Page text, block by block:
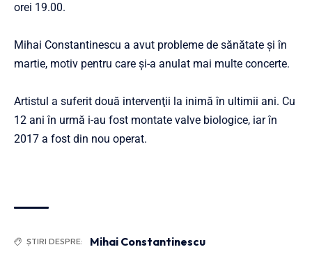
orei 19.00.
Mihai Constantinescu a avut probleme de sănătate şi în
martie, motiv pentru care şi-a anulat mai multe concerte.
Artistul a suferit două intervenţii la inimă în ultimii ani. Cu
12 ani în urmă i-au fost montate valve biologice, iar în
2017 a fost din nou operat.
ȘTIRI DESPRE: Mihai Constantinescu